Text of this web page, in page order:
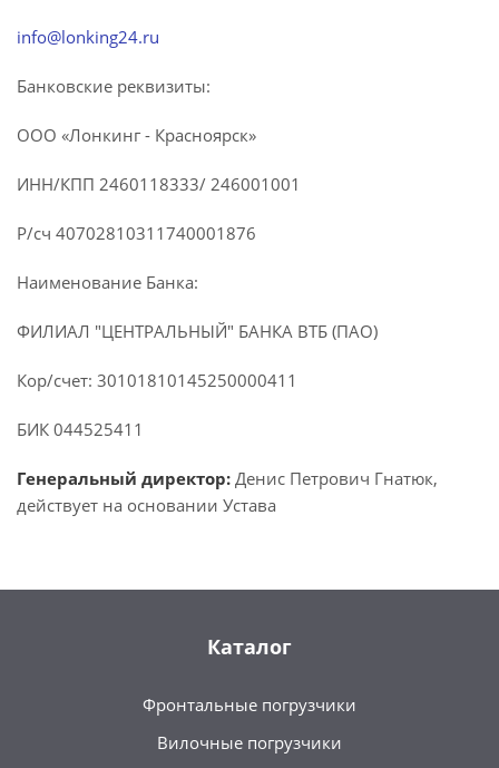
info@lonking24.ru
Банковские реквизиты:
ООО «Лонкинг - Красноярск»
ИНН/КПП 2460118333/ 246001001
Р/сч 40702810311740001876
Наименование Банка:
ФИЛИАЛ "ЦЕНТРАЛЬНЫЙ" БАНКА ВТБ (ПАО)
Кор/счет: 30101810145250000411
БИК 044525411
Генеральный директор: Денис Петрович Гнатюк,
действует на основании Устава
Каталог
Фронтальные погрузчики
Вилочные погрузчики